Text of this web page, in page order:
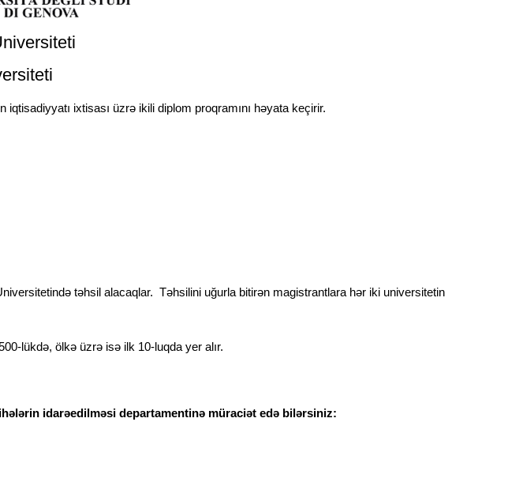
ixtisası üzrə ikili diplom proqramını həyata keçirir.
təhsil alacaqlar. Təhsilini uğurla bitirən magistrantlara hər iki universitetin
lükdə, ölkə üzrə isə ilk 10-luqda yer alır.
idarəedilməsi departamentinə müraciət edə bilərsiniz: